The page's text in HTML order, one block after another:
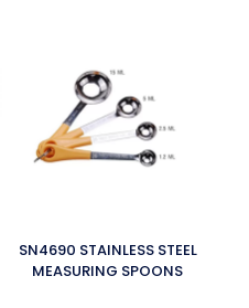
SN4690 STAINLESS STEEL
MEASURING SPOONS